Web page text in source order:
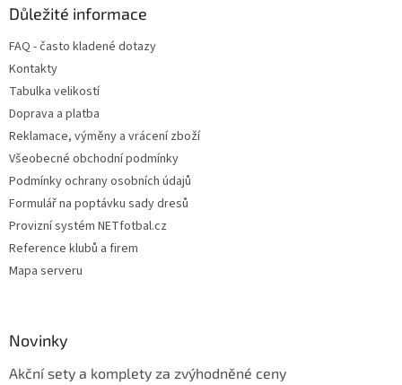
Důležité informace
FAQ - často kladené dotazy
Kontakty
Tabulka velikostí
Doprava a platba
Reklamace, výměny a vrácení zboží
Všeobecné obchodní podmínky
Podmínky ochrany osobních údajů
Formulář na poptávku sady dresů
Provizní systém NETfotbal.cz
Reference klubů a firem
Mapa serveru
Novinky
Akční sety a komplety za zvýhodněné ceny